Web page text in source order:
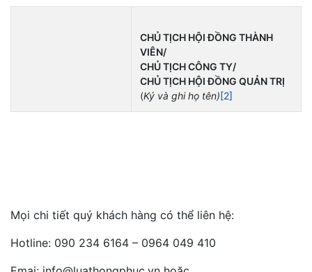
CHỦ TỊCH HỘI ĐỒNG THÀNH
VIÊN/
CHỦ TỊCH CÔNG TY/
CHỦ TỊCH HỘI ĐỒNG QUẢN TRỊ
(Ký và ghi họ tên)[2]
Mọi chi tiết quý khách hàng có thể liên hệ:
Hotline: 090 234 6164 – 0964 049 410